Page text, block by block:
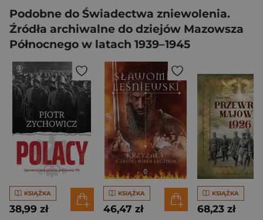
Podobne do Świadectwa zniewolenia.
Źródła archiwalne do dziejów Mazowsza
Północnego w latach 1939–1945
KSIĄŻKA
38,99 zł
KSIĄŻKA
46,47 zł
KSIĄŻKA
68,23 zł